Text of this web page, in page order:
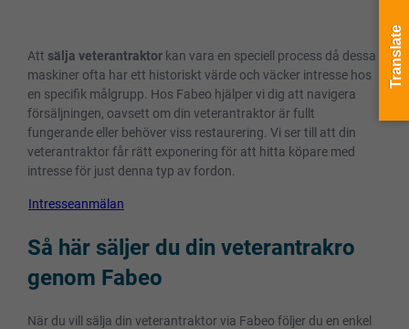
Att sälja veterantraktor kan vara en speciell process då dessa
maskiner ofta har ett historiskt värde och väcker intresse hos
en specifik målgrupp. Hos Fabeo hjälper vi dig att navigera
försäljningen, oavsett om din veterantraktor är fullt
fungerande eller behöver viss restaurering. Vi ser till att din
veterantraktor får rätt exponering för att hitta köpare med
intresse för just denna typ av fordon.
Intresseanmälan
Så här säljer du din veterantrakro
genom Fabeo
När du vill sälja din veterantraktor via Fabeo följer du en enkel
Translate